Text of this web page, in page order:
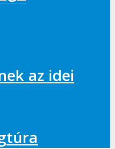
az idei